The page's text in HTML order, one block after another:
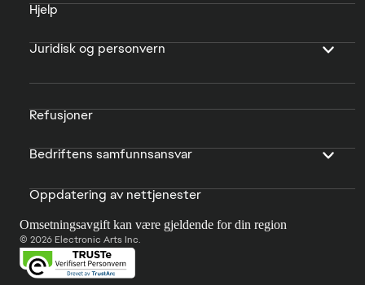
Hjelp
Juridisk og personvern
Refusjoner
Bedriftens samfunnsansvar
Oppdatering av nettjenester
Omsetningsavgift kan være gjeldende for din region
© 2026 Electronic Arts Inc.